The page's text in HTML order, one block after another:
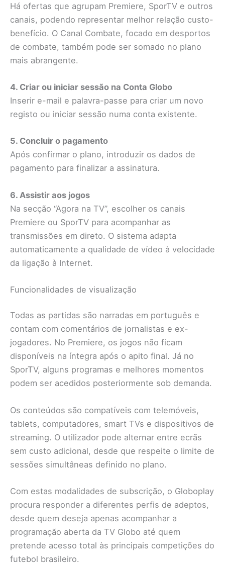
Há ofertas que agrupam Premiere, SporTV e outros
canais, podendo representar melhor relação custo-
benefício. O Canal Combate, focado em desportos
de combate, também pode ser somado no plano
mais abrangente.
4. Criar ou iniciar sessão na Conta Globo
Inserir e-mail e palavra-passe para criar um novo
registo ou iniciar sessão numa conta existente.
5. Concluir o pagamento
Após confirmar o plano, introduzir os dados de
pagamento para finalizar a assinatura.
6. Assistir aos jogos
Na secção “Agora na TV”, escolher os canais
Premiere ou SporTV para acompanhar as
transmissões em direto. O sistema adapta
automaticamente a qualidade de vídeo à velocidade
da ligação à Internet.
Funcionalidades de visualização
Todas as partidas são narradas em português e
contam com comentários de jornalistas e ex-
jogadores. No Premiere, os jogos não ficam
disponíveis na íntegra após o apito final. Já no
SporTV, alguns programas e melhores momentos
podem ser acedidos posteriormente sob demanda.
Os conteúdos são compatíveis com telemóveis,
tablets, computadores, smart TVs e dispositivos de
streaming. O utilizador pode alternar entre ecrãs
sem custo adicional, desde que respeite o limite de
sessões simultâneas definido no plano.
Com estas modalidades de subscrição, o Globoplay
procura responder a diferentes perfis de adeptos,
desde quem deseja apenas acompanhar a
programação aberta da TV Globo até quem
pretende acesso total às principais competições do
futebol brasileiro.